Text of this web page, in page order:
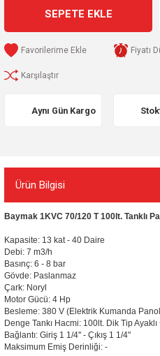
SEPETE EKLE
Fiyatı
Karşılaştır
Aynı Gün Kargo
Ürün Bilgisi
Baymak 1KVC 70/120 T 100lt. Tanklı
Kapasite: 13 kat - 40 Daire
Debi: 7 m3/h
Basınç: 6 - 8 bar
Gövde: Paslanmaz
Çark: Noryl
Motor Gücü: 4 Hp
Besleme: 380 V (Elektrik Kumanda
Denge Tankı Hacmi: 100lt. Dik Tip Ayaklı
Bağlantı: Giriş 1 1/4'' - Çıkış 1 1/4"
Maksimum Emiş Derinliği: -